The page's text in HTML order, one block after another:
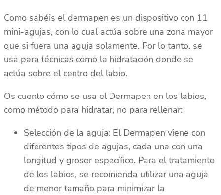
Como sabéis el dermapen es un dispositivo con 11
mini-agujas, con lo cual actúa sobre una zona mayor
que si fuera una aguja solamente. Por lo tanto, se
usa para técnicas como la hidratación donde se
actúa sobre el centro del labio.
Os cuento cómo se usa el Dermapen en los labios,
como método para hidratar, no para rellenar:
Selección de la aguja: El Dermapen viene con
diferentes tipos de agujas, cada una con una
longitud y grosor específico. Para el tratamiento
de los labios, se recomienda utilizar una aguja
de menor tamaño para minimizar la